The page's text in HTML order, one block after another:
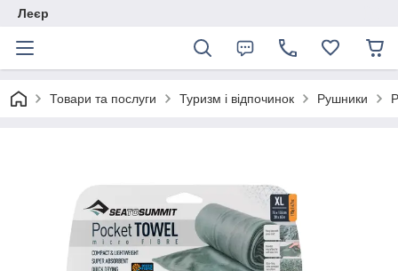
Леєр
Товари та послуги Туризм і відпочинок Рушники